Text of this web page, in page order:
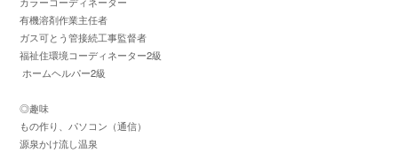
有機溶剤作業主任者
ガス可とう管接続工事監督者
福祉住環境コーディネーター2級
ホームヘルパー2級
◎趣味
もの作り、パソコン（通信）
源泉かけ流し温泉